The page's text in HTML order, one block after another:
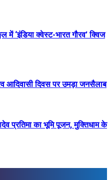
‘इंडिया क्वेस्ट-भारत गौरव’ क्विज
आदिवासी दिवस पर उमड़ा जनसैलाब
प्रतिमा का भूमि पूजन, मुक्तिधाम के